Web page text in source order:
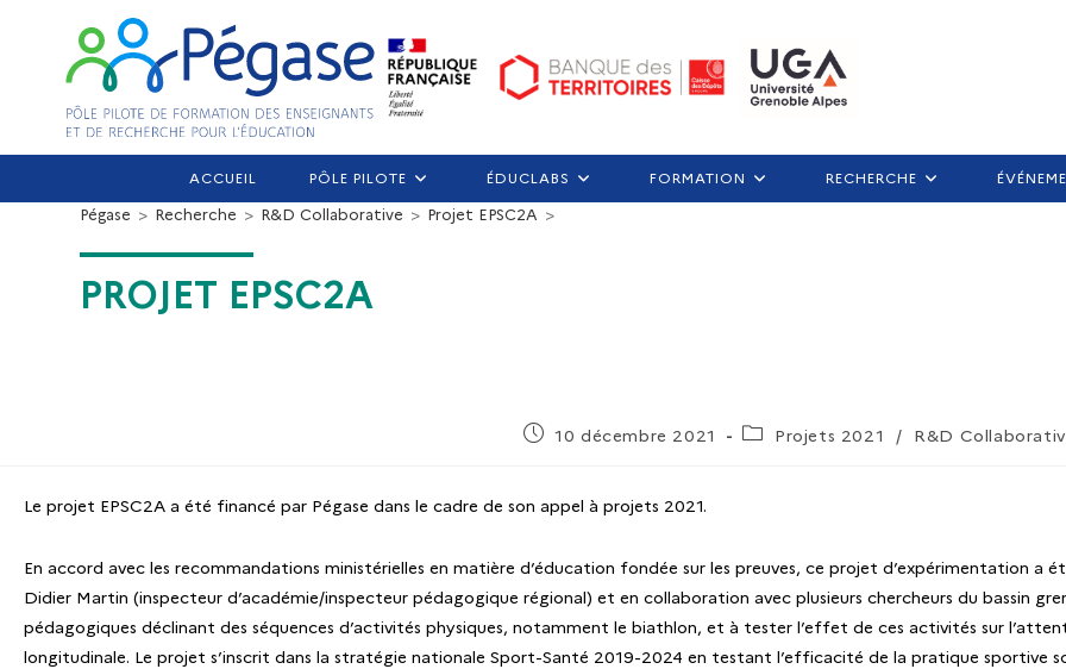
ACCUEIL PÔLE PILOTE ÉDUCLABS FORMATION RECHERCHE
PROJET EPSC2A
Pégase > Recherche > R&D Collaborative > Projet EPSC2A >
10 décembre 2021 Projets 2021 / R&D
Le projet EPSC2A a été financé par Pégase dans le cadre de son appel à projets 2021.
En accord avec les recommandations ministérielles en matière d’éducation fondée sur les preuves, ce projet d’expérimentation a
Didier Martin (inspecteur d’académie/inspecteur pédagogique régional) et en collaboration avec plusieurs chercheurs du bassin
pédagogiques déclinant des séquences d’activités physiques, notamment le biathlon, et à tester l’effet de ces activités sur
longitudinale. Le projet s’inscrit dans la stratégie nationale Sport-Santé 2019-2024 en testant l’efficacité de la pratique sportive